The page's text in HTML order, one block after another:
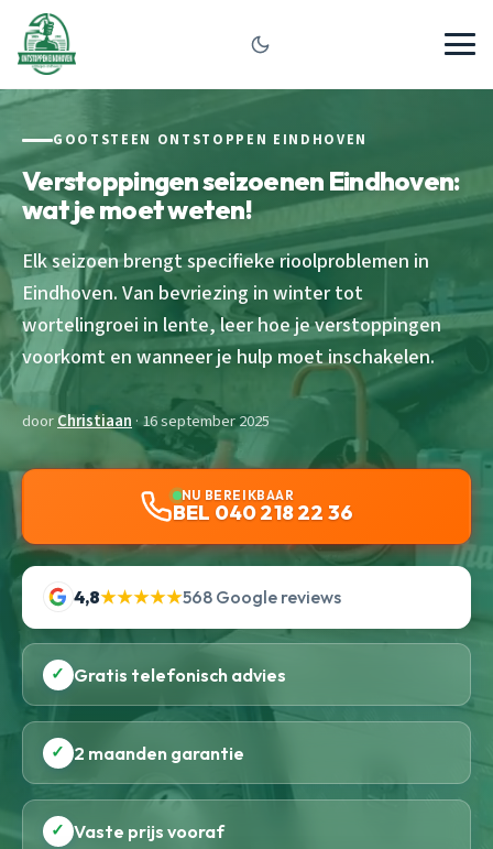
GOOTSTEEN ONTSTOPPEN EINDHOVEN
Verstoppingen seizoenen Eindhoven:
wat je moet weten!
Elk seizoen brengt specifieke rioolproblemen in
Eindhoven. Van bevriezing in winter tot
wortelingroei in lente, leer hoe je verstoppingen
voorkomt en wanneer je hulp moet inschakelen.
doorChristiaan· 16 september 2025
NU BEREIKBAAR
BEL 040 218 22 36
4,8★★★★★568 Google reviews
✓ Gratis telefonisch advies
✓ 2 maanden garantie
✓ Vaste prijs vooraf